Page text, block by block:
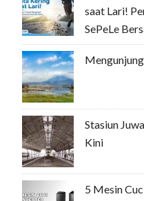
saat Lari!
SePeLe
Stasiun
Kini
5 Mesin